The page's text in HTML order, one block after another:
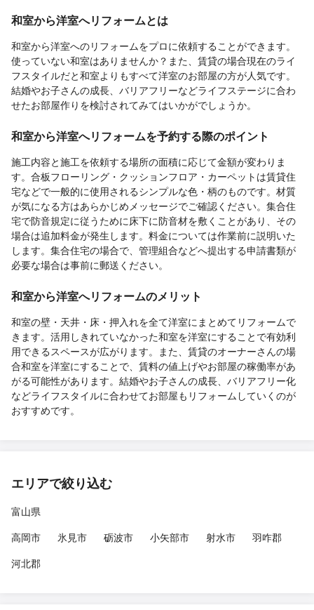
和室から洋室へリフォームとは
和室から洋室へのリフォームをプロに依頼することができます。
使っていない和室はありませんか？また、賃貸の場合現在のライ
フスタイルだと和室よりもすべて洋室のお部屋の方が人気です。
結婚やお子さんの成長、バリアフリーなどライフステージに合わ
せたお部屋作りを検討されてみてはいかがでしょうか。
和室から洋室へリフォームを予約する際のポイント
施工内容と施工を依頼する場所の面積に応じて金額が変わりま
す。合板フローリング・クッションフロア・カーペットは賃貸住
宅などで一般的に使用されるシンプルな色・柄のものです。材質
が気になる方はあらかじめメッセージでご確認ください。集合住
宅で防音規定に従うために床下に防音材を敷くことがあり、その
場合は追加料金が発生します。料金については作業前に説明いた
します。集合住宅の場合で、管理組合などへ提出する申請書類が
必要な場合は事前に郵送ください。
和室から洋室へリフォームのメリット
和室の壁・天井・床・押入れを全て洋室にまとめてリフォームで
きます。活用しきれていなかった和室を洋室にすることで有効利
用できるスペースが広がります。また、賃貸のオーナーさんの場
合和室を洋室にすることで、賃料の値上げやお部屋の稼働率があ
がる可能性があります。結婚やお子さんの成長、バリアフリー化
などライフスタイルに合わせてお部屋もリフォームしていくのが
おすすめです。
エリアで絞り込む
富山県
高岡市
氷見市 砺波市 小矢部市 射水市
羽咋郡
河北郡